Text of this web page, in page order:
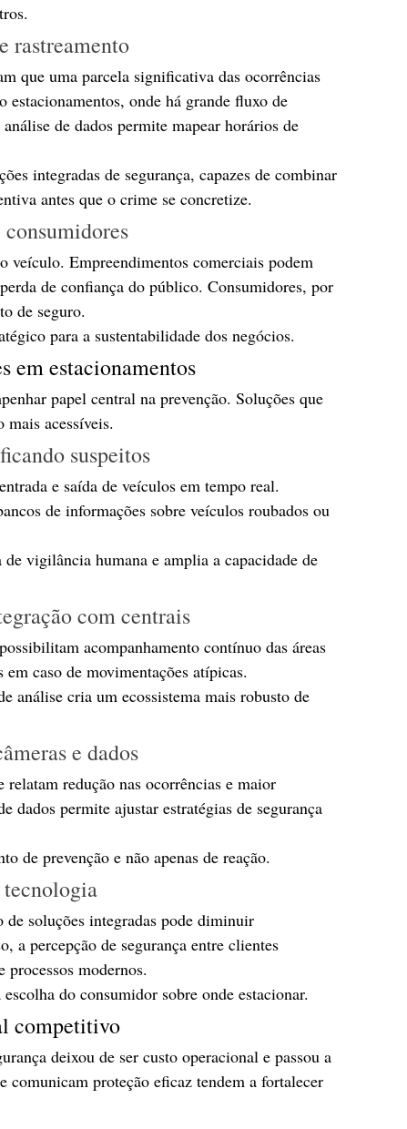
rastreamento
que uma parcela significativa das ocorrências
onde há grande fluxo de
de dados permite mapear horários de
integradas de segurança, capazes de combinar
antes que o crime se concretize.
veículo. Empreendimentos comerciais podem
de confiança do público. Consumidores, por
de seguro.
para a sustentabilidade dos negócios.
em estacionamentos
papel central na prevenção. Soluções que
mais acessíveis.
suspeitos
e saída de veículos em tempo real.
de informações sobre veículos roubados ou
vigilância humana e amplia a capacidade de
com centrais
acompanhamento contínuo das áreas
caso de movimentações atípicas.
análise cria um ecossistema mais robusto de
e dados
redução nas ocorrências e maior
dados permite ajustar estratégias de segurança
de prevenção e não apenas de reação.
tecnologia
soluções integradas pode diminuir
a percepção de segurança entre clientes
modernos.
do consumidor sobre onde estacionar.
competitivo
deixou de ser custo operacional e passou a
comunicam proteção eficaz tendem a fortalecer